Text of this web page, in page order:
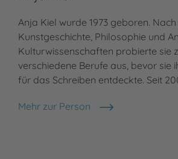
Anja Kiel wurde 1973 geboren.
Kunstgeschichte, Philosophie und
Kulturwissenschaften probierte sie
verschiedene Berufe aus, bevor sie
für das Schreiben entdeckte. Seit
Mehr zur Person
Anja Kiel